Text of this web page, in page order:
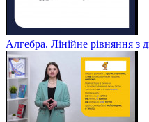
Алгебра. Лінійне рівняння з